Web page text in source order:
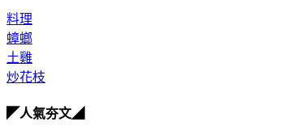
料理
蟑螂
土雞
炒花枝
◤人氣夯文◢